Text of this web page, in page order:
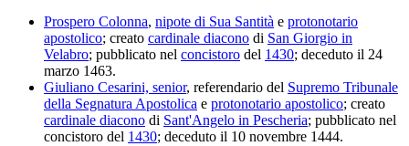
Prospero Colonna, nipote di Sua Santità e protonotario
apostolico; creato cardinale diacono di San Giorgio in
Velabro; pubblicato nel concistoro del 1430; deceduto il 24
marzo 1463.
Giuliano Cesarini, senior, referendario del Supremo Tribunale
della Segnatura Apostolica e protonotario apostolico; creato
cardinale diacono di Sant'Angelo in Pescheria; pubblicato nel
concistoro del 1430; deceduto il 10 novembre 1444.